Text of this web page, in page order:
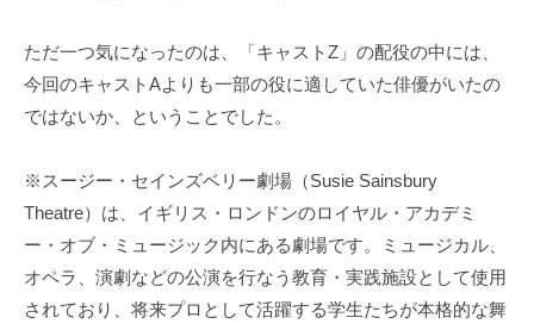
ただ一つ気になったのは、「キャストZ」の配役の中には、
今回のキャストAよりも一部の役に適していた俳優がいたの
ではないか、ということでした。
※スージー・セインズベリー劇場（Susie Sainsbury
Theatre）は、イギリス・ロンドンのロイヤル・アカデミ
ー・オブ・ミュージック内にある劇場です。ミュージカル、
オペラ、演劇などの公演を行なう教育・実践施設として使用
されており、将来プロとして活躍する学生たちが本格的な舞